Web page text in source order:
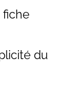
fiche
du